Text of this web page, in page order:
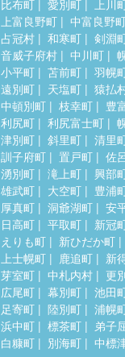
比布町
愛別町 上川
上富良野町
中富良野
占冠村
和寒町 剣淵
音威子府村
中川町
小平町
苫前町 羽幌
遠別町
天塩町 猿払
中頓別町
枝幸町 豊
利尻町
利尻富士町
津別町
斜里町 清里
訓子府町
置戸町 佐
湧別町
滝上町 興部
雄武町
大空町 豊浦
厚真町
洞爺湖町 安
日高町
平取町 新冠
えりも町
新ひだか町
上士幌町
鹿追町 新
芽室町
中札内村 更
広尾町
幕別町 池田
足寄町
陸別町 浦幌
浜中町
標茶町 弟子
白糠町
別海町 中標